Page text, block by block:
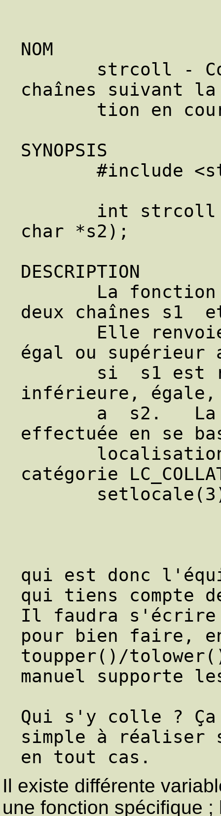
NOM
chaînes suivant
SYNOPSIS
char *s2);
DESCRIPTION
deux chaînes s1
égal ou supérieur
inférieure, égale,
effectuée en se
catégorie
qui est donc
qui tiens compte
Il faudra s'écrire
pour bien faire,
toupper()/
manuel supporte
Qui s'y colle ?
simple à réaliser
Il existe différente
une fonction spécifique